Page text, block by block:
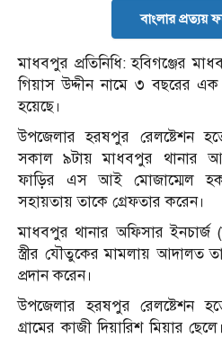
বাংলার প্রত্যয়
মাধবপুর প্রতিনিধি: হবিগঞ্জের
গিয়াস উদ্দীন নামে ৩ বছরের এক
হয়েছে।
উপজেলার হরষপুর রেলষ্টেশন
সকাল ৯টায় মাধবপুর থানার
ফাড়ির এস আই মোজাম্মেল
সহায়তায় তাকে গ্রেফতার করেন।
মাধবপুর থানার অফিসার ইনচার্জ
স্ত্রীর যৌতুকের মামলায় আদালত
প্রদান করেন।
উপজেলার হরষপুর রেলষ্টেশন
গ্রামের কাজী দিয়ারিশ মিয়ার